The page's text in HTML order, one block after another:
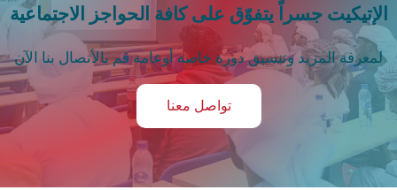
الإتيكيت جسراً يتفوّق على كافة الحواجز الاجتماعية
لمعرفة المزيد وتنسيق دورة خاصة أوعامة قم بالأتصال بنا الآن
تواصل معنا